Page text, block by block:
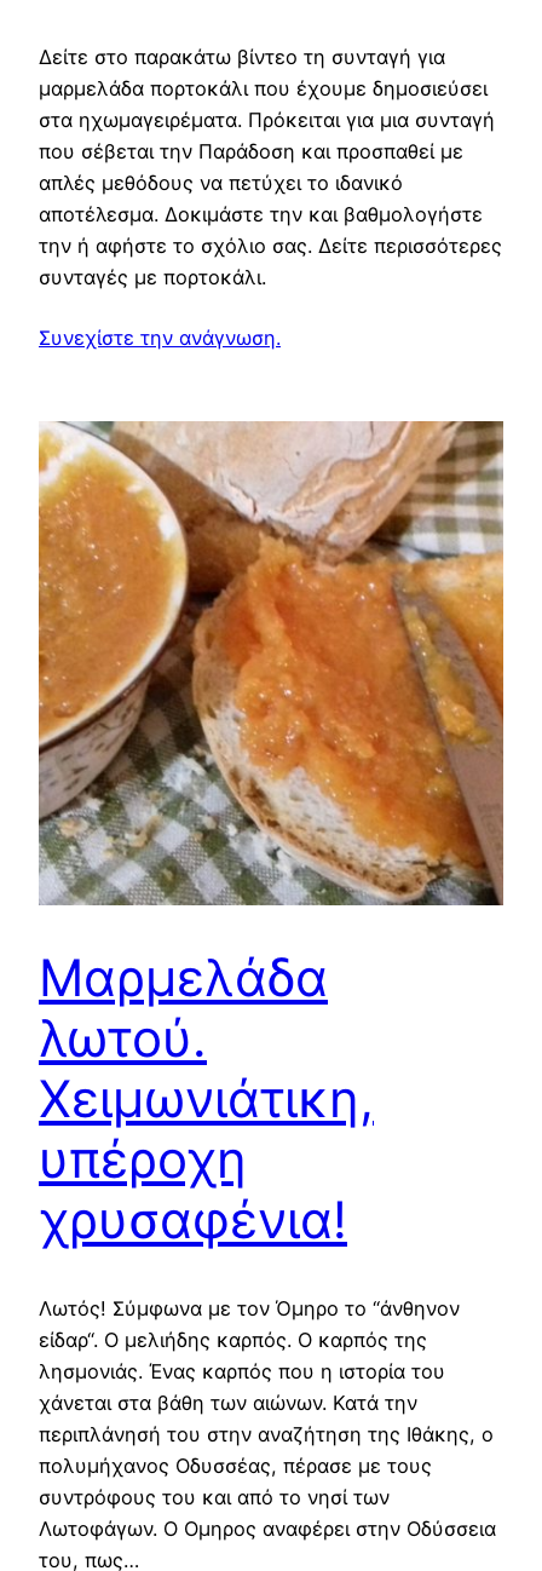
Δείτε στο παρακάτω βίντεο τη συνταγή για
μαρμελάδα πορτοκάλι που έχουμε δημοσιεύσει
στα ηχωμαγειρέματα. Πρόκειται για μια συνταγή
που σέβεται την Παράδοση και προσπαθεί με
απλές μεθόδους να πετύχει το ιδανικό
αποτέλεσμα. Δοκιμάστε την και βαθμολογήστε
την ή αφήστε το σχόλιο σας. Δείτε περισσότερες
συνταγές με πορτοκάλι.
Συνεχίστε την ανάγνωση.
Μαρμελάδα
λωτού.
Χειμωνιάτικη,
υπέροχη
χρυσαφένια!
Λωτός! Σύμφωνα με τον Όμηρο το “άνθηνον
είδαρ“. Ο μελιήδης καρπός. Ο καρπός της
λησμονιάς. Ένας καρπός που η ιστορία του
χάνεται στα βάθη των αιώνων. Κατά την
περιπλάνησή του στην αναζήτηση της Ιθάκης, ο
πολυμήχανος Οδυσσέας, πέρασε με τους
συντρόφους του και από το νησί των
Λωτοφάγων. Ο Ομηρος αναφέρει στην Οδύσσεια
του, πως…